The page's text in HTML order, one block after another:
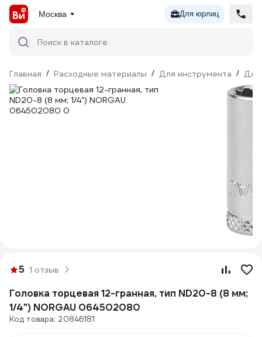
Москва Для юрлиц
Поиск в каталоге
Главная / Расходные материалы / Для инструмента / Для
5 1 отзыв
Головка торцевая 12-гранная, тип ND20-8 (8 мм;
1/4") NORGAU 064502080
Код товара: 20846181